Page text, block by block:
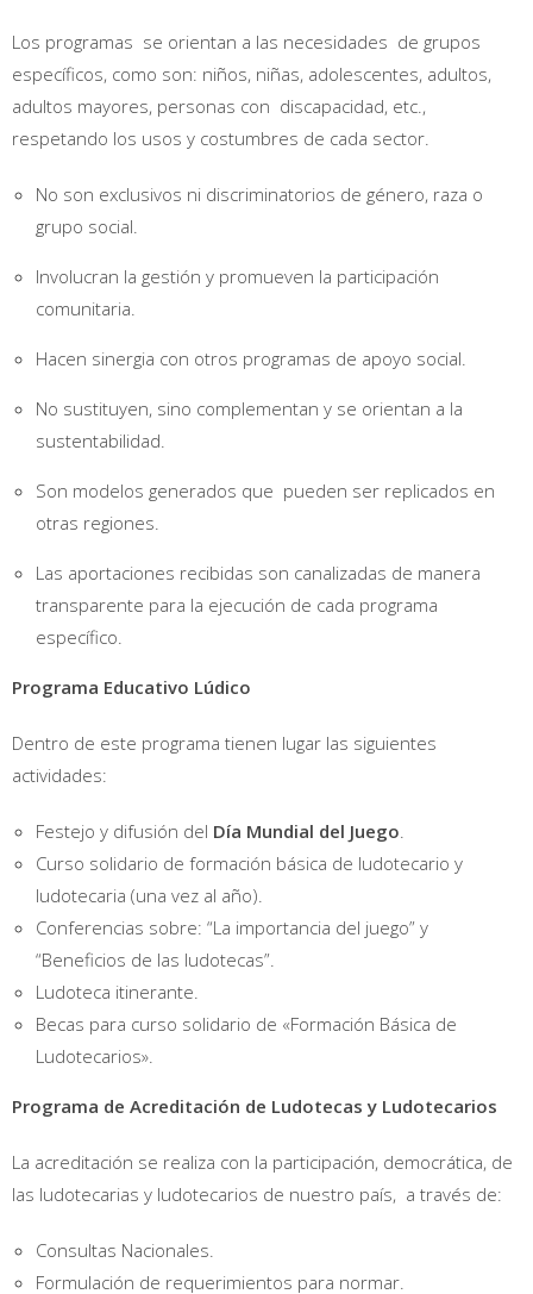
Los programas se orientan a las necesidades de grupos
específicos, como son: niños, niñas, adolescentes, adultos,
adultos mayores, personas con discapacidad, etc.,
respetando los usos y costumbres de cada sector.
No son exclusivos ni discriminatorios de género, raza o
grupo social.
Involucran la gestión y promueven la participación
comunitaria.
Hacen sinergia con otros programas de apoyo social.
No sustituyen, sino complementan y se orientan a la
sustentabilidad.
Son modelos generados que pueden ser replicados en
otras regiones.
Las aportaciones recibidas son canalizadas de manera
transparente para la ejecución de cada programa
específico.
Programa Educativo Lúdico
Dentro de este programa tienen lugar las siguientes
actividades:
Festejo y difusión del Día Mundial del Juego.
Curso solidario de formación básica de ludotecario y
ludotecaria (una vez al año).
Conferencias sobre: “La importancia del juego” y
“Beneficios de las ludotecas”.
Ludoteca itinerante.
Becas para curso solidario de «Formación Básica de
Ludotecarios».
Programa de Acreditación de Ludotecas y Ludotecarios
La acreditación se realiza con la participación, democrática, de
las ludotecarias y ludotecarios de nuestro país, a través de:
Consultas Nacionales.
Formulación de requerimientos para normar.